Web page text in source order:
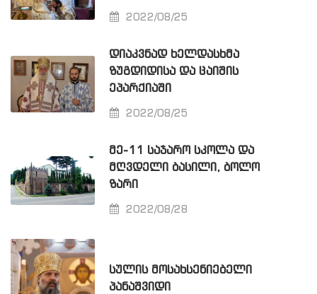
2022/08/25
ᲓᲘᲐᲙᲕᲜᲐᲓ ᲮᲔᲚᲓᲐᲡᲮᲛᲐ
ᲖᲣᲒᲓᲘᲓᲘᲡᲐ ᲓᲐ ᲪᲐᲘᲨᲘᲡ
ᲔᲞᲐᲠᲥᲘᲐᲨᲘ
2022/08/25
ᲛᲔ-11 ᲡᲐᲯᲐᲠᲝ ᲡᲙᲝᲚᲐ ᲓᲐ
ᲛᲦᲕᲓᲔᲚᲘ ᲑᲐᲡᲘᲚᲘ, ᲑᲝᲚᲝ
ᲖᲐᲠᲘ
2022/08/28
ᲡᲣᲚᲘᲡ ᲛᲝᲡᲐᲮᲡᲔᲜᲘᲔᲑᲔᲚᲘ
ᲞᲐᲜᲐᲨᲕᲘᲓᲘ